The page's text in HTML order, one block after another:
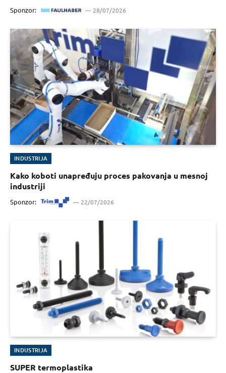
Sponzor: 28/07/2026
INDUSTRIJA
Kako koboti unapređuju proces pakovanja u mesnoj
industriji
Sponzor: 22/07/2026
INDUSTRIJA
SUPER termoplastika